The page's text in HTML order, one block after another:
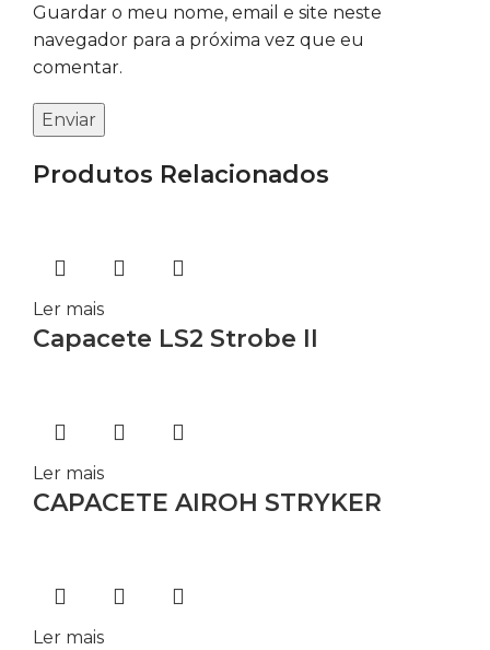
Guardar o meu nome, email e site neste
navegador para a próxima vez que eu
comentar.
Produtos Relacionados
Ler mais
Capacete LS2 Strobe II
Ler mais
CAPACETE AIROH STRYKER
Ler mais